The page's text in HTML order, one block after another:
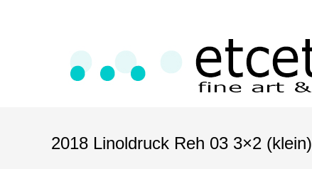
2018 Linoldruck Reh 03 3×2 (klein)